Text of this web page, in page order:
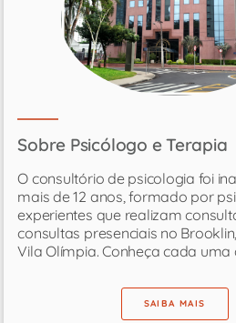
Sobre Psicólogo e Terapia
O consultório de psicologia foi
mais de 12 anos, formado por
experientes que realizam
consultas presenciais no
Vila Olímpia. Conheça cada uma
SAIBA MAIS